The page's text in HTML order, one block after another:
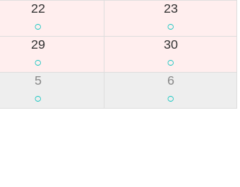
22
○
23
○
29
○
30
○
5
○
6
○